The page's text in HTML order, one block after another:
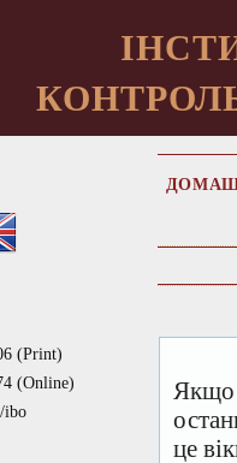
(Print)
(Online)
ibo
Якщо
це